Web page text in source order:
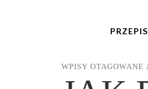
WPISY OTAGOWANE